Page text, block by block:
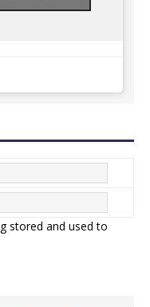
stored and used to